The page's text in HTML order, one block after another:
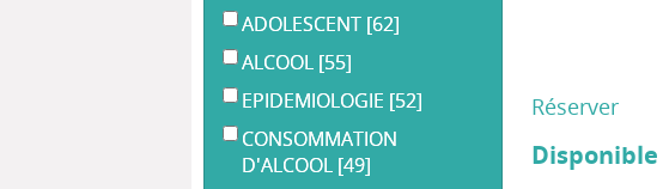
Réserver
Disponible
ADOLESCENT [62]
ALCOOL [55]
EPIDEMIOLOGIE [52]
CONSOMMATION
D'ALCOOL [49]